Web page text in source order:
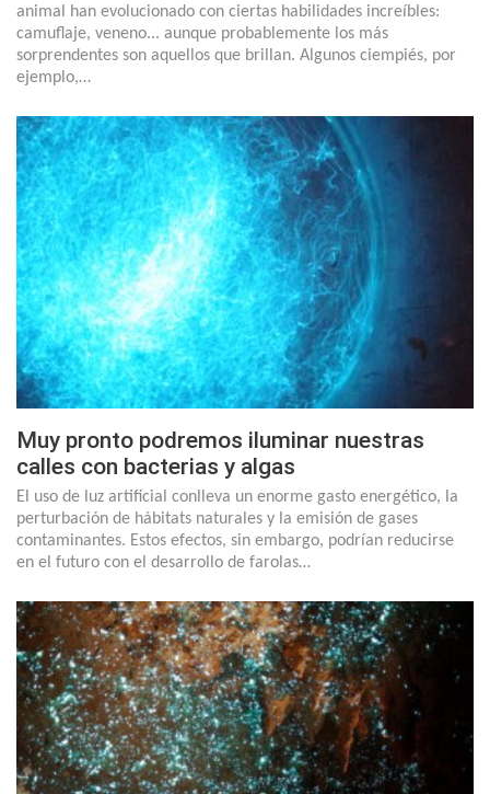
animal han evolucionado con ciertas habilidades increíbles:
camuflaje, veneno... aunque probablemente los más
sorprendentes son aquellos que brillan. Algunos ciempiés, por
ejemplo,…
Muy pronto podremos iluminar nuestras
calles con bacterias y algas
El uso de luz artificial conlleva un enorme gasto energético, la
perturbación de hábitats naturales y la emisión de gases
contaminantes. Estos efectos, sin embargo, podrían reducirse
en el futuro con el desarrollo de farolas…